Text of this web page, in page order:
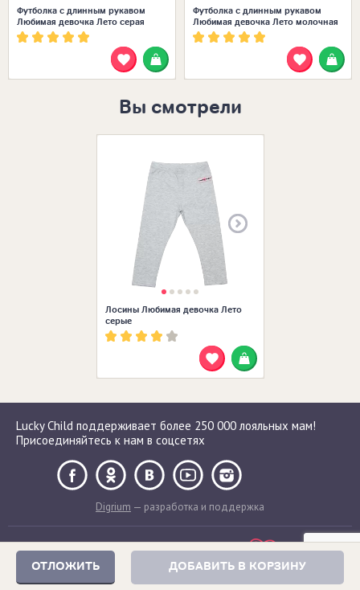
ОТЛОЖИТЬ ДОБАВИТЬ В КОРЗИНУ
Футболка с длинным рукавом
Любимая девочка Лето серая
Футболка с длинным рукавом
Любимая девочка Лето молочная
Вы смотрели
Лосины Любимая девочка Лето
серые
Lucky Child поддерживает более 250 000 лояльных мам!
Присоединяйтесь к нам в соцсетях
Digrium — разработка и поддержка
Сделано с любовью в России